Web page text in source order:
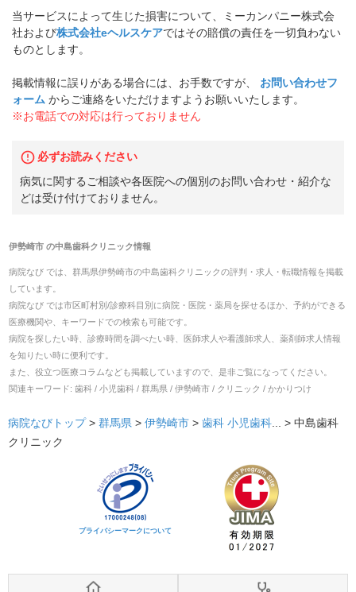
当サービスによって生じた損害について、ミーカンパニー株式会
社および株式会社eヘルスケアではその賠償の責任を一切負わない
ものとします。
掲載情報に誤りがある場合には、お手数ですが、
お問い合わせフ
ォーム からご連絡をいただけますようお願いいたします。
※お電話での対応は行っておりません
必ずお読みください
病気に関するご相談や各医院への個別のお問い合わせ・紹介な
どは受け付けておりません。
伊勢崎市の中島歯科クリニック情報
病院なび では、 群馬県伊勢崎市の中島歯科クリニックの評判・求人・転職情報を掲載
しています。
病院なび では市区町村別/診療科目別に病院・医院・薬局を探せるほか、予約ができる
医療機関や、キーワードでの検索も可能です。
病院を探したい時、診療時間を調べたい時、医師求人や看護師求人、薬剤師求人情報
を知りたい時に便利です。
また、役立つ医療コラムなども掲載していますので、是非ご覧になってください。
関連キーワード: 歯科 / 小児歯科 / 群馬県 / 伊勢崎市 / クリニック / かかりつけ
病院なびトップ > 群馬県 > 伊勢崎市 > 歯科 小児歯科 ... > 中島歯科
クリニック
プライバシーマークについて